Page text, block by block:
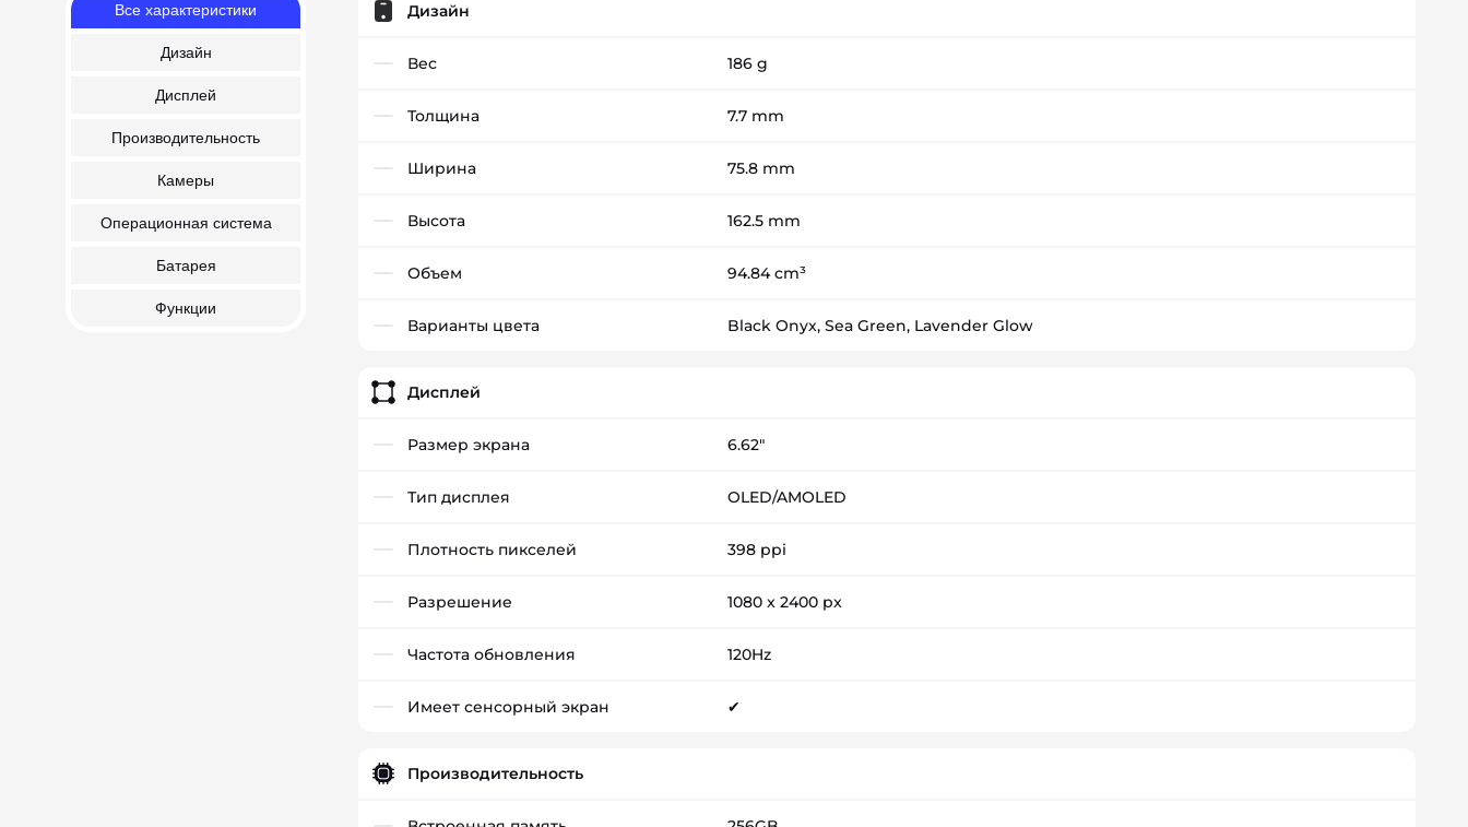
Все характеристики
Дизайн
Дисплей
Производительность
Камеры
Операционная система
Батарея
Функции
Дизайн
Вес 186 g
Толщина 7.7 mm
Ширина 75.8 mm
Высота 162.5 mm
Объем 94.84 cm³
Варианты цвета Black Onyx, Sea Green, Lavender Glow
Дисплей
Размер экрана 6.62"
Тип дисплея OLED/AMOLED
Плотность пикселей 398 ppi
Разрешение 1080 x 2400 px
Частота обновления 120Hz
Имеет сенсорный экран ✔
Производительность